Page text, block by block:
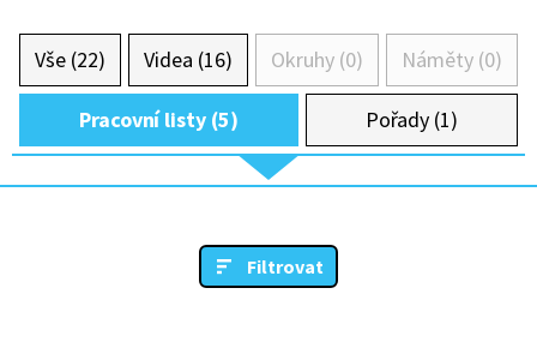
Vše (22) Videa (16) Okruhy (0) Náměty (0)
Pracovní listy (5) Pořady (1)
Filtrovat